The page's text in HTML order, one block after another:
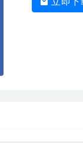
森高一化学a+班暑